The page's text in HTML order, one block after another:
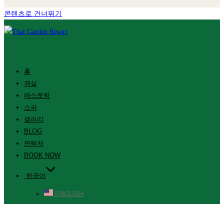
콘텐츠로 건너뛰기
홈
객실
레스토랑
스파
갤러리
BLOG
연락처
BOOK NOW
한국어
ENGLISH